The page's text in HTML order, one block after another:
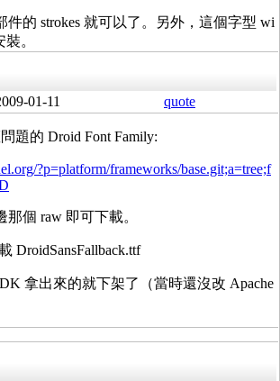
件的 strokes 就可以了。另外，這個字型 wi
。
01-11 quote
題的 Droid Font Family:
?p=platform/frameworks/base.git;a=tree;f
個 raw 即可下載。
DroidSansFallback.ttf
拿出來的就下架了（當時還沒改 Apache